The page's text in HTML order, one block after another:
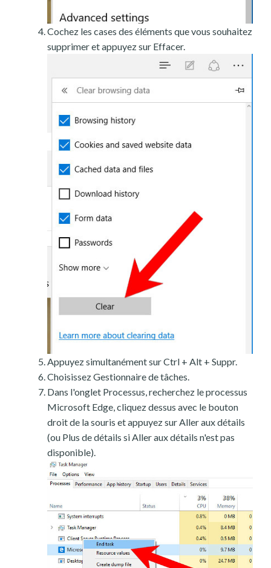
Cochez les cases des éléments que vous souhaitez
supprimer et appuyez sur Effacer.
Appuyez simultanément sur Ctrl + Alt + Suppr.
Choisissez Gestionnaire de tâches.
Dans l'onglet Processus, recherchez le processus
Microsoft Edge, cliquez dessus avec le bouton
droit de la souris et appuyez sur Aller aux détails
(ou Plus de détails si Aller aux détails n'est pas
disponible).